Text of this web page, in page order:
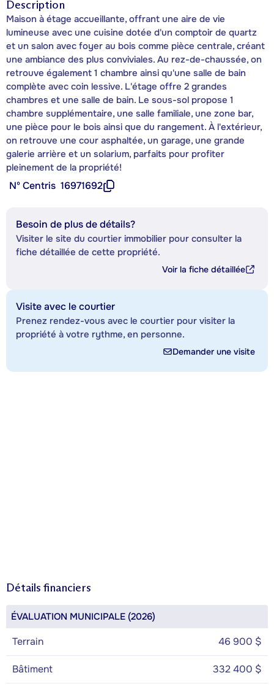
Description
Maison à étage accueillante, offrant une aire de vie
lumineuse avec une cuisine dotée d'un comptoir de quartz
et un salon avec foyer au bois comme pièce centrale, créant
une ambiance des plus conviviales. Au rez-de-chaussée, on
retrouve également 1 chambre ainsi qu'une salle de bain
complète avec coin lessive. L'étage offre 2 grandes
chambres et une salle de bain. Le sous-sol propose 1
chambre supplémentaire, une salle familiale, une zone bar,
une pièce pour le bois ainsi que du rangement. À l'extérieur,
on retrouve une cour asphaltée, un garage, une grande
galerie arrière et un solarium, parfaits pour profiter
pleinement de la propriété!
Nº Centris 16971692
Besoin de plus de détails?
Visiter le site du courtier immobilier pour consulter la
fiche détaillée de cette propriété.
Voir la fiche détaillée
Visite avec le courtier
Prenez rendez-vous avec le courtier pour visiter la
propriété à votre rythme, en personne.
Demander une visite
Détails financiers
ÉVALUATION MUNICIPALE (2026)
Terrain 46 900 $
Bâtiment 332 400 $